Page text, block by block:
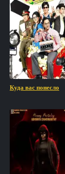
Куда вас понесло